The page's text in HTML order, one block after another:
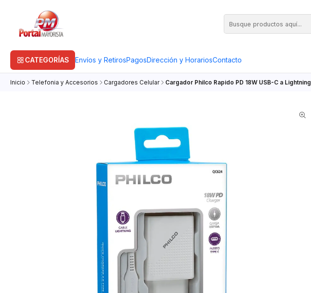
CATEGORÍAS Envíos y RetirosPagosDirección y HorariosContacto
Inicio Telefonia y Accesorios Cargadores Celular Cargador Philco Rapido PD 18W USB-C a Lightning